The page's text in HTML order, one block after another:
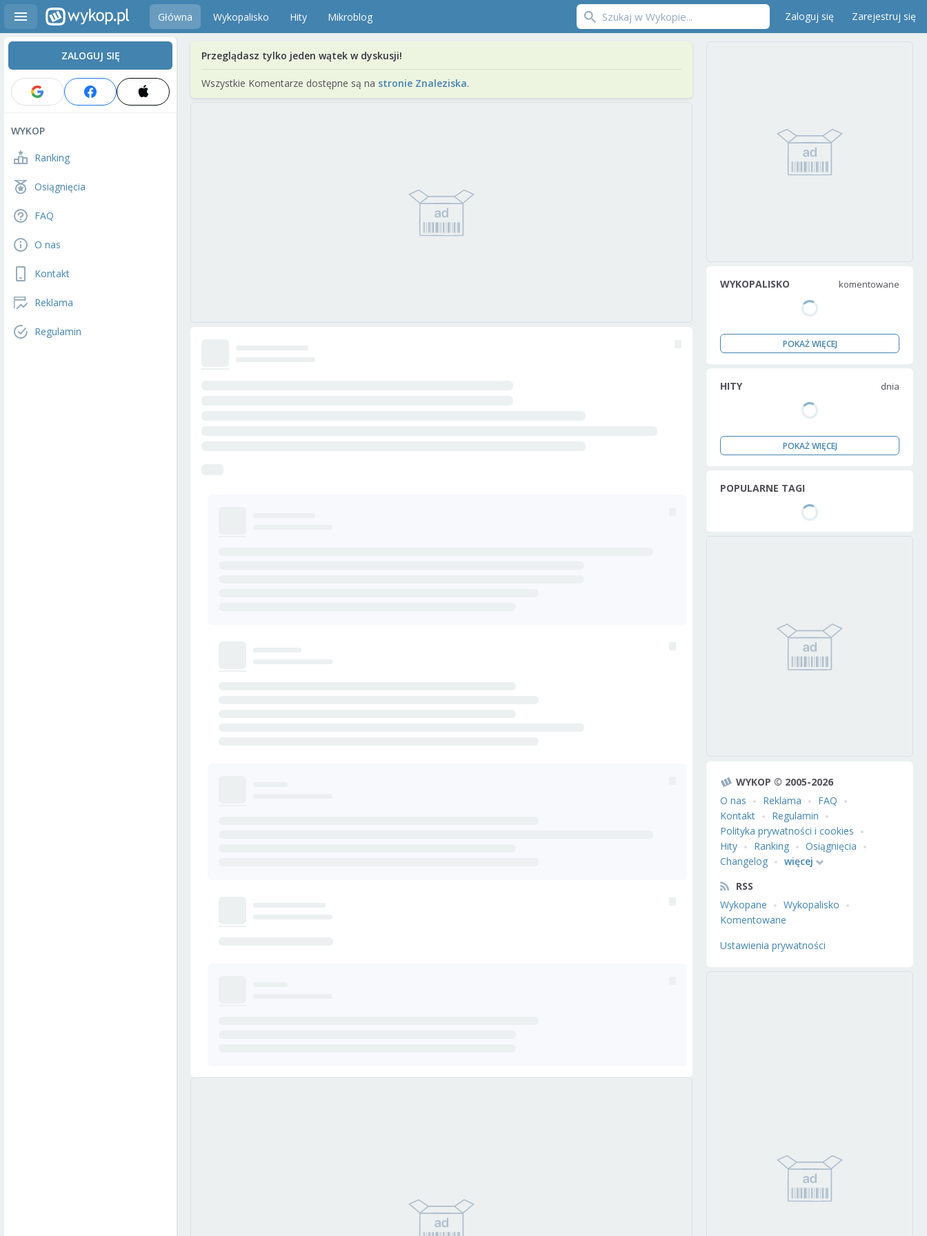
Główna Wykopalisko Hity Mikroblog Zaloguj się Zarejestruj się
ZALOGUJ SIĘ
WYKOP
Ranking
Osiągnięcia
FAQ
O nas
Kontakt
Reklama
Regulamin
Przeglądasz tylko jeden wątek w dyskusji!
Wszystkie Komentarze dostępne są na stronie Znaleziska.
WYKOPALISKO komentowane
POKAŻ WIĘCEJ
HITY dnia
POKAŻ WIĘCEJ
POPULARNE TAGI
WYKOP © 2005-2026
O nas
Reklama
FAQ
Kontakt
Regulamin
Polityka prywatności i cookies
Hity
Ranking
Osiągnięcia
Changelog
więcej
RSS
Wykopane
Wykopalisko
Komentowane
Ustawienia prywatności